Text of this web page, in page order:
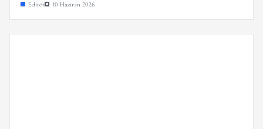
Editör 10 Haziran 2026